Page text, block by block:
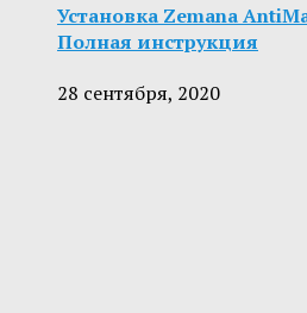
Установка Zemana
Полная инструкция
28 сентября, 2020